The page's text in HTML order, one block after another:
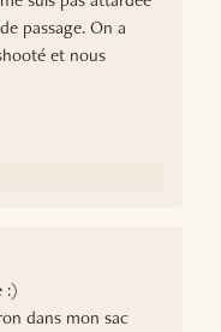
passage. On a
et nous
:)
dans mon sac